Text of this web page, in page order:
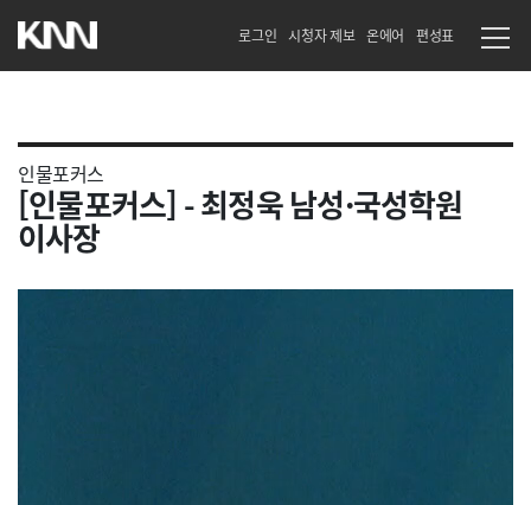
로그인 시청자 제보 온에어 편성표
인물포커스
[인물포커스] - 최정욱 남성·국성학원
이사장